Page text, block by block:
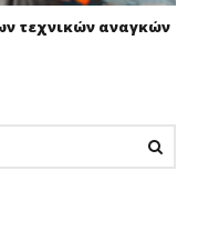
τεχνικών αναγκών